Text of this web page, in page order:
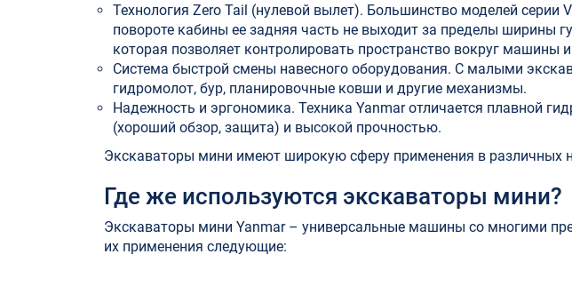
Технология Zero Tail (нулевой вылет). Большинство моделей серии
повороте кабины ее задняя часть не выходит за пределы ширины
которая позволяет контролировать пространство вокруг машины
Система быстрой смены навесного оборудования. С малыми
гидромолот, бур, планировочные ковши и другие механизмы.
Надежность и эргономика. Техника Yanmar отличается плавной
(хороший обзор, защита) и высокой прочностью.
Экскаваторы мини имеют широкую сферу применения в различных
Где же используются экскаваторы мини?
Экскаваторы мини Yanmar – универсальные машины со многими
их применения следующие: